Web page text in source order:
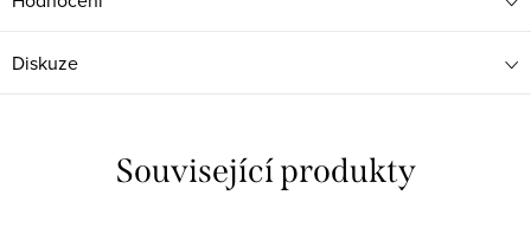
Diskuze
Související produkty